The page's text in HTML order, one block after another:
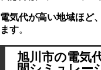
電気代が高い地域ほど
ます。
旭川市の電気